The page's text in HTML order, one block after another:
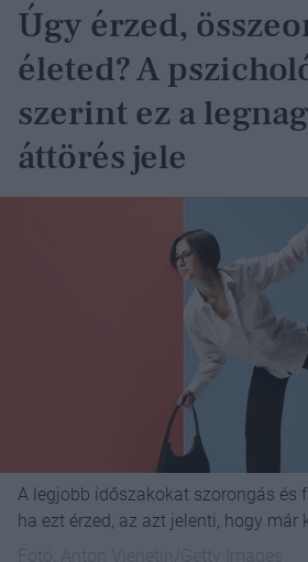
Úgy érzed,
életed? A
szerint ez a
áttörés jele
A legjobb időszakokat szorongás és
ha ezt érzed, az azt jelenti, hogy már